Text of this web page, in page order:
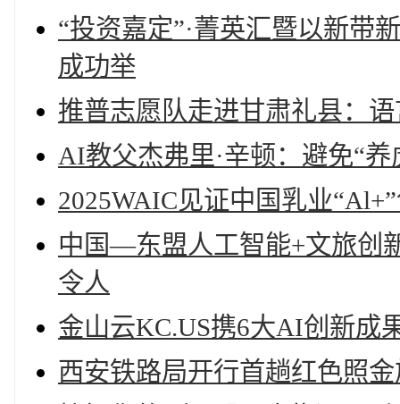
“投资嘉定”·菁英汇暨以新带
成功举
推普志愿队走进甘肃礼县：
AI教父杰弗里·辛顿：避免“
2025WAIC见证中国乳业
中国—东盟人工智能+文旅创
令人
金山云KC.US携6大AI创新成
西安铁路局开行首趟红色照